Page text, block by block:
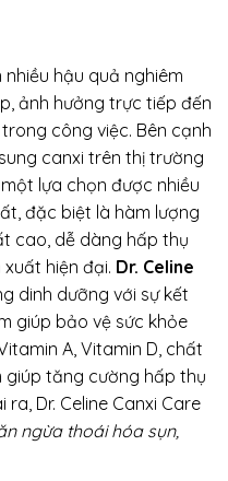
hậu quả nghiêm
ảnh hưởng trực tiếp đến
công việc. Bên cạnh
canxi trên thị trường
lựa chọn được nhiều
đặc biệt là hàm lượng
cao, dễ dàng hấp thụ
hiện đại. Dr. Celine
dinh dưỡng với sự kết
giúp bảo vệ sức khỏe
A, Vitamin D, chất
tăng cường hấp thụ
Dr. Celine Canxi Care
ngừa thoái hóa sụn,